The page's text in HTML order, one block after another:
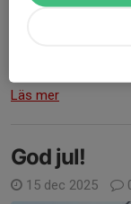
Vi har tyvärr
att kunna fortsätta
Läs mer
God jul!
15 dec 2025